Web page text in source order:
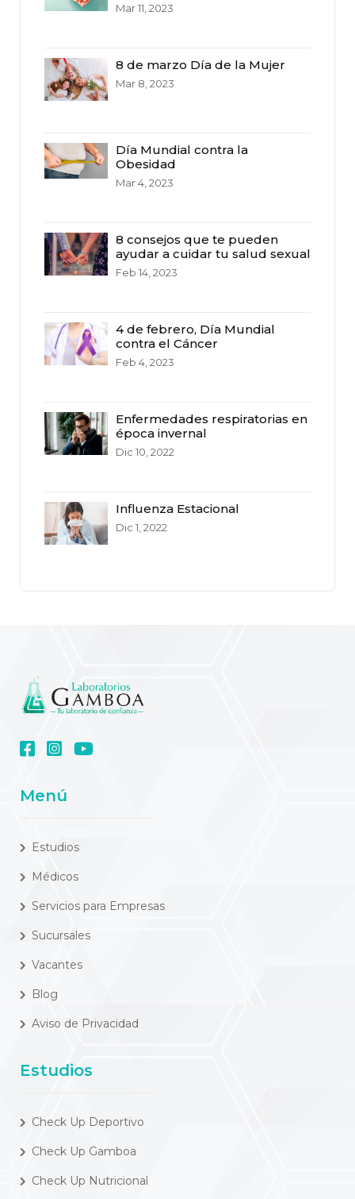
Mar 11, 2023
8 de marzo Día de la Mujer
Mar 8, 2023
Día Mundial contra la
Obesidad
Mar 4, 2023
8 consejos que te pueden
ayudar a cuidar tu salud sexual
Feb 14, 2023
4 de febrero, Día Mundial
contra el Cáncer
Feb 4, 2023
Enfermedades respiratorias en
época invernal
Dic 10, 2022
Influenza Estacional
Dic 1, 2022
Menú
Estudios
Médicos
Servicios para Empresas
Sucursales
Vacantes
Blog
Aviso de Privacidad
Estudios
Check Up Deportivo
Check Up Gamboa
Check Up Nutricional